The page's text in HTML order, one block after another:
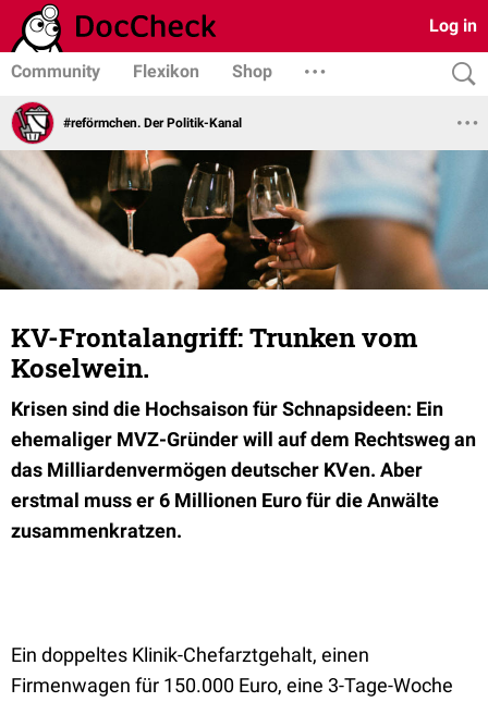
Log in
Community Flexikon Shop
#reförmchen. Der Politik-Kanal
KV-Frontalangriff: Trunken vom
Koselwein.
Krisen sind die Hochsaison für Schnapsideen: Ein
ehemaliger MVZ-Gründer will auf dem Rechtsweg an
das Milliardenvermögen deutscher KVen. Aber
erstmal muss er 6 Millionen Euro für die Anwälte
zusammenkratzen.
Ein doppeltes Klinik-Chefarztgehalt, einen
Firmenwagen für 150.000 Euro, eine 3-Tage-Woche